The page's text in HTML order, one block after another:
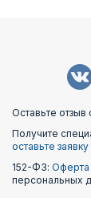
Оставьте
Получите
оставьте заявку
152-ФЗ: Оферта
персональных